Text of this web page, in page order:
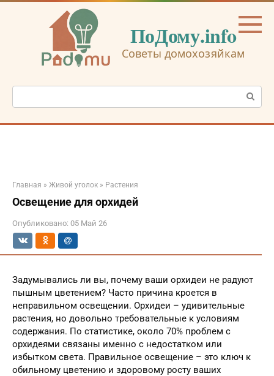
Перейти
ПоДому.info
Советы домохозяйкам
Поиск:
Главная » Живой уголок » Растения
Освещение для орхидей
Опубликовано: 05 Май 26
Задумывались ли вы, почему ваши орхидеи не радуют
пышным цветением? Часто причина кроется в
неправильном освещении. Орхидеи – удивительные
растения, но довольно требовательные к условиям
содержания. По статистике, около 70% проблем с
орхидеями связаны именно с недостатком или
избытком света. Правильное освещение – это ключ к
обильному цветению и здоровому росту ваших